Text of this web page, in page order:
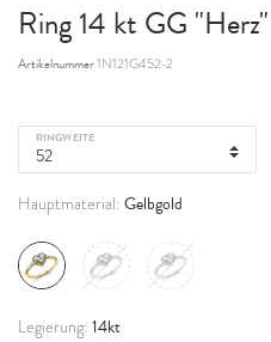
Ring 14 kt GG "Herz"
Artikelnummer1N121G452-2
RINGWEITE
Hauptmaterial: Gelbgold
Legierung: 14kt